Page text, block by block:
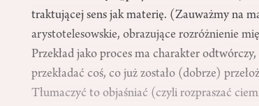
traktującej sens jak materię. (Zauważmy na
arystotelesowskie, obrazujące rozróżnienie
Przekład jako proces ma charakter
przekładać coś, co już zostało (dobrze)
Tłumaczyć to objaśniać (czyli rozpraszać